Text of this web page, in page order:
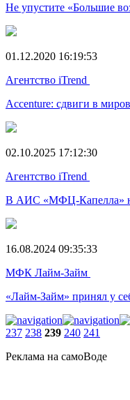
Не упустите «Большие
01.12.2020 16:19:53
Агентство iTrend
Accenture: сдвиги в
02.10.2025 17:12:30
Агентство iTrend
В АИС «МФЦ-Капелла»
16.08.2024 09:35:33
МФК Лайм-Займ
«Лайм-Займ» принял у
237 238 239 240 241
Реклама на самоВоде